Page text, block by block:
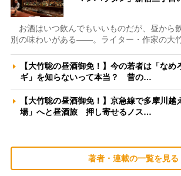
お酒はいつ飲んでもいいものだが、昼から
別の味わいがある――。ライター・作家の大
【大竹聡の昼酒御免！】今の若者は「なめ
ギ」を知らないって本当？ 昔の…
【大竹聡の昼酒御免！】京急線で多摩川越
場」へと昼酒旅 押し寄せるノス…
著者・連載の一覧を見る